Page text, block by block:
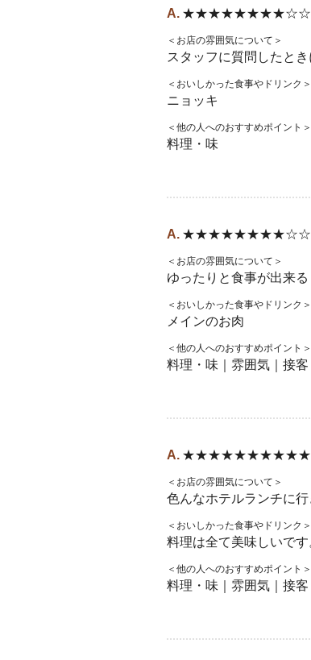
★★★★★★★★☆☆
＜お店の雰囲気について＞
スタッフに質問したと
＜おいしかった食事やドリンク＞
ニョッキ
＜他の人へのおすすめポイント＞
料理・味
★★★★★★★★☆☆
＜お店の雰囲気について＞
ゆったりと食事が出来る
＜おいしかった食事やドリンク＞
メインのお肉
＜他の人へのおすすめポイント＞
料理・味｜雰囲気｜接
★★★★★★★★★★
＜お店の雰囲気について＞
色んなホテルランチに
＜おいしかった食事やドリンク＞
料理は全て美味しいで
＜他の人へのおすすめポイント＞
料理・味｜雰囲気｜接